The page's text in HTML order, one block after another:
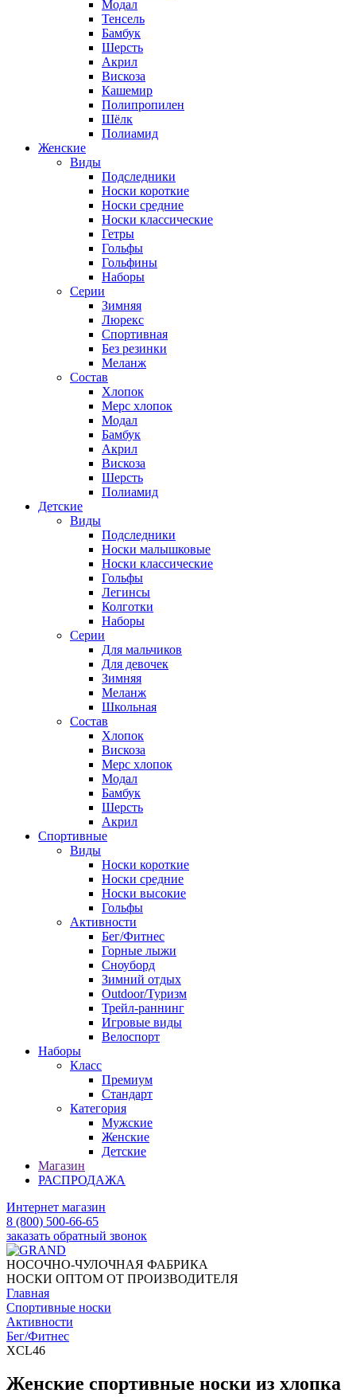
Модал
Тенсель
Бамбук
Шерсть
Акрил
Вискоза
Кашемир
Полипропилен
Шёлк
Полиамид
Женские
Виды
Подследники
Носки короткие
Носки средние
Носки классические
Гетры
Гольфы
Гольфины
Наборы
Серии
Зимняя
Люрекс
Спортивная
Без резинки
Меланж
Состав
Хлопок
Мерс хлопок
Модал
Бамбук
Акрил
Вискоза
Шерсть
Полиамид
Детские
Виды
Подследники
Носки малышковые
Носки классические
Гольфы
Легинсы
Колготки
Наборы
Серии
Для мальчиков
Для девочек
Зимняя
Меланж
Школьная
Состав
Хлопок
Вискоза
Мерс хлопок
Модал
Бамбук
Шерсть
Акрил
Спортивные
Виды
Носки короткие
Носки средние
Носки высокие
Гольфы
Активности
Бег/Фитнес
Горные лыжи
Сноуборд
Зимний отдых
Outdoor/Туризм
Трейл-раннинг
Игровые виды
Велоспорт
Наборы
Класс
Премиум
Стандарт
Категория
Мужские
Женские
Детские
Магазин
РАСПРОДАЖА
Интернет магазин
8 (800) 500-66-65
заказать обратный звонок
НОСОЧНО-ЧУЛОЧНАЯ ФАБРИКА
НОСКИ ОПТОМ ОТ ПРОИЗВОДИТЕЛЯ
Главная
Спортивные носки
Активности
Бег/Фитнес
XCL46
Женские спортивные носки из хлопка